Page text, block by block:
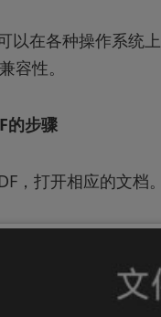
以在各种操作系统
容性。
的步骤
，打开相应的文档。